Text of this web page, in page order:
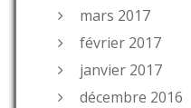
mars 2017
février 2017
janvier 2017
décembre 2016